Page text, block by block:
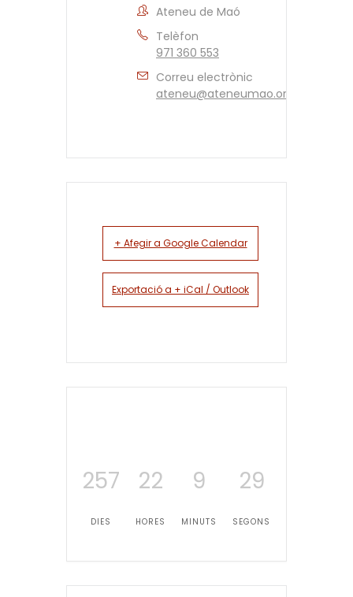
Ateneu de Maó
Telèfon
971 360 553
Correu electrònic
ateneu@ateneumao.org
+ Afegir a Google Calendar
Exportació a + iCal / Outlook
257
DIES
22
HORES
9
MINUTS
29
SEGONS